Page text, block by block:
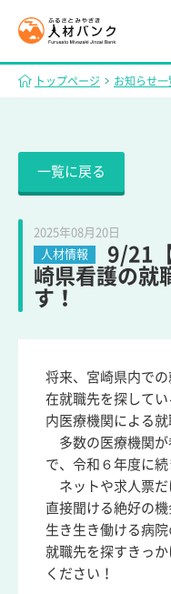
トップページ お知らせ一
一覧に戻る
2025年08月20日
人材情報
9/21
崎県看護の就
す！
将来、宮崎県内で
在就職先を探して
内医療機関による就
多数の医療機関が
で、令和６年度に続
ネットや求人票だ
直接聞ける絶好の
生き生き働ける病
就職先を探すきっ
ください！